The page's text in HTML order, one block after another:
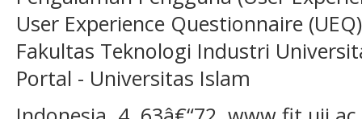
User Experience Questionnaire
Fakultas Teknologi Industri
Portal - Universitas Islam